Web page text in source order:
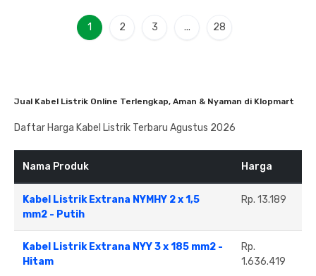
1 2 3 ... 28
Jual Kabel Listrik Online Terlengkap, Aman & Nyaman di Klopmart
Daftar Harga Kabel Listrik Terbaru Agustus 2026
Nama Produk Harga
Kabel Listrik Extrana NYMHY 2 x 1,5
mm2 - Putih
Rp. 13.189
Kabel Listrik Extrana NYY 3 x 185 mm2 -
Hitam
Rp.
1.636.419